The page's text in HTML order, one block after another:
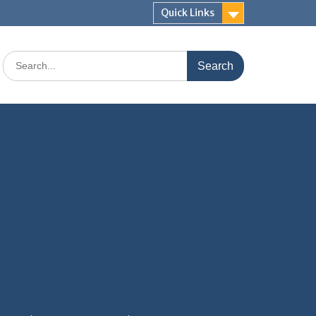
Quick Links
Search
for: